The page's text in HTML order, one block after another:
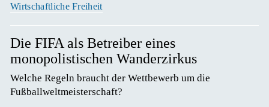
Wirtschaftliche Freiheit
Die FIFA als Betreiber eines
monopolistischen Wanderzirkus
Welche Regeln braucht der Wettbewerb um die
Fußballweltmeisterschaft?